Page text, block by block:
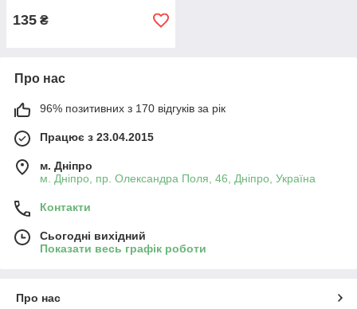
135 ₴
Про нас
96% позитивних з 170 відгуків за рік
Працює з 23.04.2015
м. Дніпро
м. Дніпро, пр. Олександра Поля, 46, Дніпро, Україна
Контакти
Сьогодні вихідний
Показати весь графік роботи
Про нас